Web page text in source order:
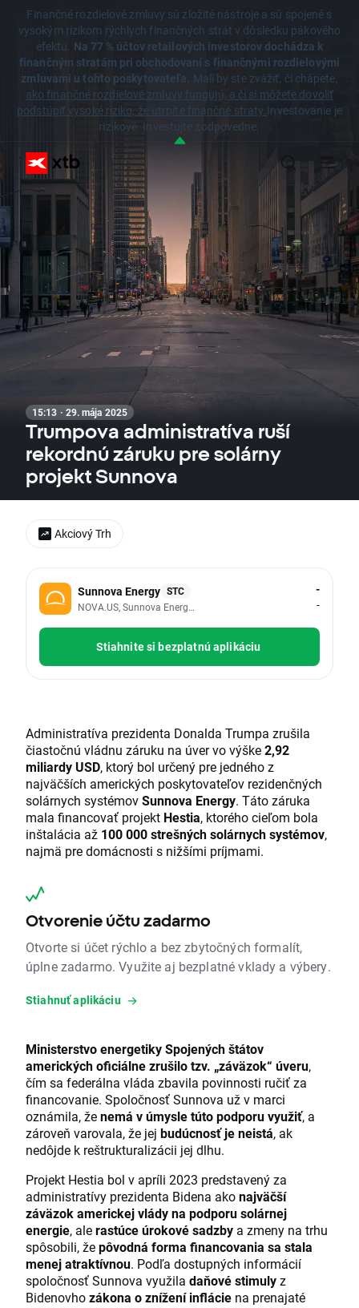
Finančné rozdielové zmluvy sú zložité nástroje a sú spojené s
vysokým rizikom rýchlych finančných strát v dôsledku pákového
efektu. Na 77 % účtov retailových investorov dochádza k
finančným stratám pri obchodovaní s finančnými rozdielovými
zmluvami u tohto poskytovateľa. Mali by ste zvážiť, či chápete,
ako finančné rozdielové zmluvy fungujú, a či si môžete dovoliť
podstúpiť vysoké riziko, že utrpíte finančné straty.Investovanie je
rizikové. Investujte zodpovedne.
15:13 · 29. mája 2025
Trumpova administratíva ruší
rekordnú záruku pre solárny
projekt Sunnova
Sunnova Energy STC
NOVA.US, Sunnova Energy International Inc
-
-
Stiahnite si bezplatnú aplikáciu
Administratíva prezidenta Donalda Trumpa zrušila
čiastočnú vládnu záruku na úver vo výške2,92
miliardy USD, ktorý bol určený pre jedného z
najväčších amerických poskytovateľov rezidenčných
solárnych systémovSunnova Energy. Táto záruka
mala financovať projekt Hestia, ktorého cieľom bola
inštalácia až 100 000 strešných solárnych systémov,
najmä pre domácnosti s nižšími príjmami.
Otvorenie účtu zadarmo
Otvorte si účet rýchlo a bez zbytočných formalít,
úplne zadarmo. Využite aj bezplatné vklady a výbery.
Stiahnuť aplikáciu
Ministerstvo energetiky Spojených štátov
amerických oficiálne zrušilo tzv. „záväzok“ úveru,
čím sa federálna vláda zbavila povinnosti ručiť za
financovanie. Spoločnosť Sunnova už v marci
oznámila, ženemá v úmysle túto podporu využiť, a
zároveň varovala, že jej budúcnosť je neistá, ak
nedôjde k reštrukturalizácii jej dlhu.
Projekt Hestia bol v apríli 2023 predstavený za
administratívy prezidenta Bidena akonajväčší
záväzok americkej vlády na podporu solárnej
energie, alerastúce úrokové sadzby a zmeny na trhu
spôsobili, žepôvodná forma financovania sa stala
menej atraktívnou. Podľa dostupných informácií
spoločnosť Sunnova využila daňové stimulyz
Bidenovhozákona o znížení inflácie na prenajaté
Akciový Trh